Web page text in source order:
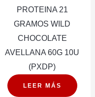
PROTEINA 21
GRAMOS WILD
CHOCOLATE
AVELLANA 60G 10U
(PXDP)
LEER MÁS